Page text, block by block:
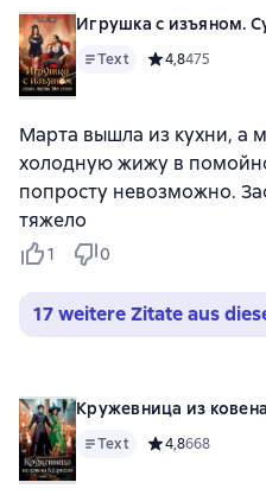
Игрушка с изъяном.
Text Средний
4,8475
Марта вышла из кухни, а
холодную жижу в
попросту невозможно.
тяжело
1 0
17 weitere Zitate aus
Кружевница из
Text Средний
4,8668